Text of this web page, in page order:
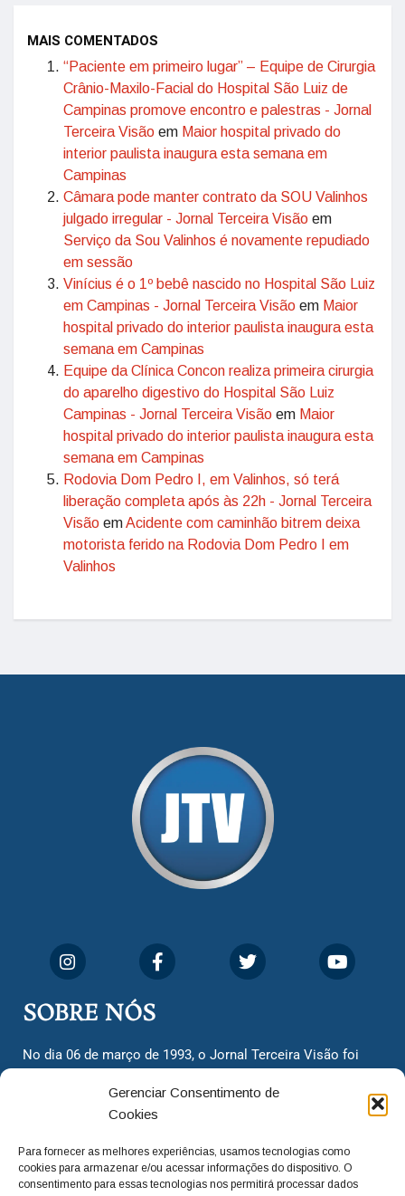
Gerenciar Consentimento de
Cookies
Para fornecer as melhores experiências, usamos tecnologias como
cookies para armazenar e/ou acessar informações do dispositivo. O
consentimento para essas tecnologias nos permitirá processar dados
MAIS COMENTADOS
“Paciente em primeiro lugar” – Equipe de Cirurgia
Crânio-Maxilo-Facial do Hospital São Luiz de
Campinas promove encontro e palestras - Jornal
Terceira Visão em Maior hospital privado do
interior paulista inaugura esta semana em
Campinas
Câmara pode manter contrato da SOU Valinhos
julgado irregular - Jornal Terceira Visão em
Serviço da Sou Valinhos é novamente repudiado
em sessão
Vinícius é o 1º bebê nascido no Hospital São Luiz
em Campinas - Jornal Terceira Visão em Maior
hospital privado do interior paulista inaugura esta
semana em Campinas
Equipe da Clínica Concon realiza primeira cirurgia
do aparelho digestivo do Hospital São Luiz
Campinas - Jornal Terceira Visão em Maior
hospital privado do interior paulista inaugura esta
semana em Campinas
Rodovia Dom Pedro I, em Valinhos, só terá
liberação completa após às 22h - Jornal Terceira
Visão emAcidente com caminhão bitrem deixa
motorista ferido na Rodovia Dom Pedro I em
Valinhos
SOBRE NÓS
No dia 06 de março de 1993, o Jornal Terceira Visão foi
cidadãos valinhenses, já que naquela época só existiam
dois jornais. Há mais de 30 anos, o jornal continua
com o foco de trazer as melhores notícias. Nunca
deixamos de lado as necessidades do cidadão, sempre